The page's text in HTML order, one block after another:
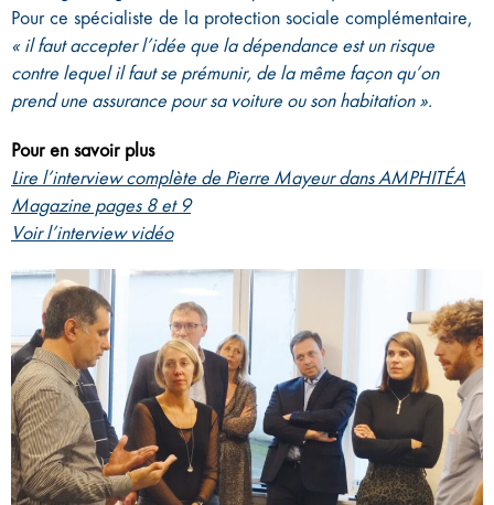
Pour ce spécialiste de la protection sociale complémentaire,
« il faut accepter l’idée que la dépendance est un risque
contre lequel il faut se prémunir, de la même façon qu’on
prend une assurance pour sa voiture ou son habitation ».
Pour en savoir plus
Lire l’interview complète de Pierre Mayeur dans AMPHITÉA
Magazine pages 8 et 9
Voir l’interview vidéo